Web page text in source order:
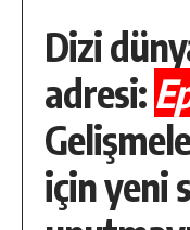
Dizi
adresi:
için yeni